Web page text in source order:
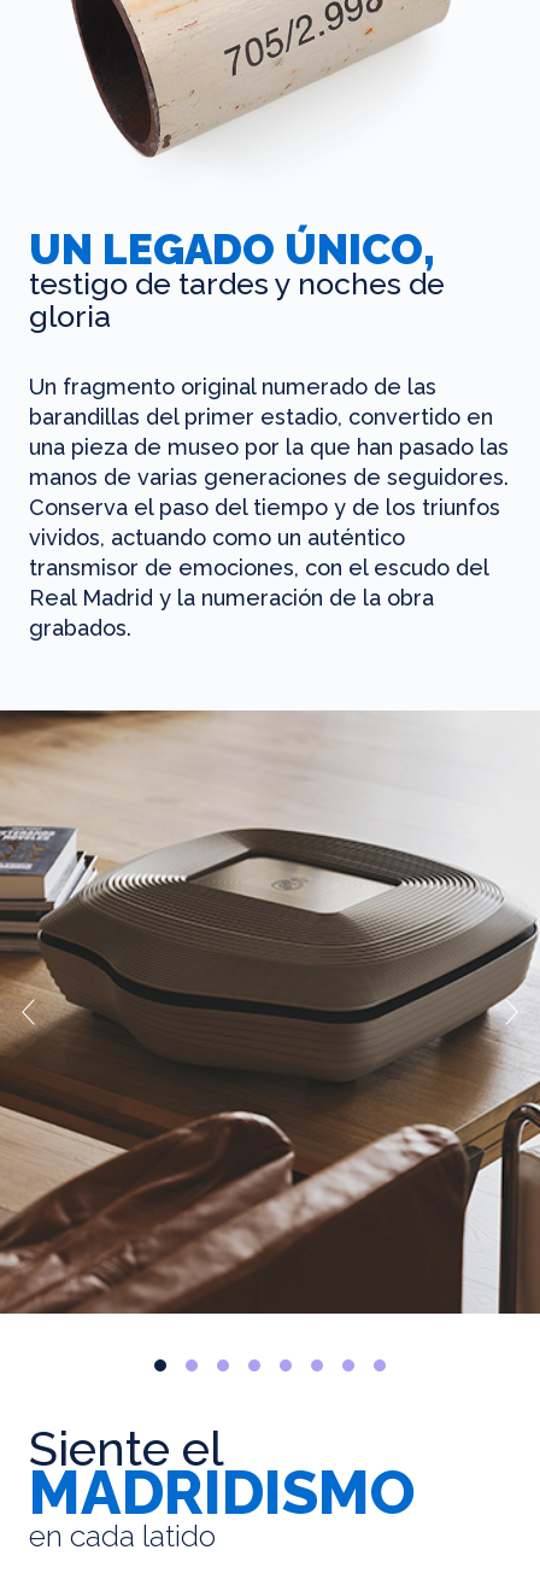
UN LEGADO ÚNICO,
testigo de tardes y noches de
gloria
Un fragmento original numerado de las
barandillas del primer estadio, convertido en
una pieza de museo por la que han pasado las
manos de varias generaciones de seguidores.
Conserva el paso del tiempo y de los triunfos
vividos, actuando como un auténtico
transmisor de emociones, con el escudo del
Real Madrid y la numeración de la obra
grabados.
Siente el
MADRIDISMO
en cada latido